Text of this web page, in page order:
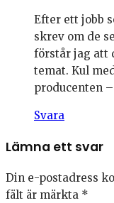
Efter ett jobb
skrev om de
förstår jag att
temat. Kul
producenten
Svara
Lämna ett svar
Din e-postadress
fält är märkta *